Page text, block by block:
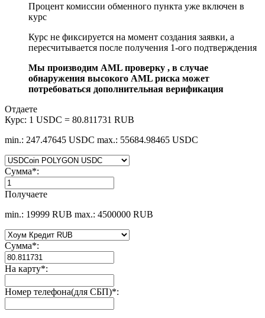
Процент комиссии обменного пункта уже включен в
курс
Курс не фиксируется на момент создания заявки, а
пересчитывается после получения 1-ого подтверждения
Мы производим AML проверку , в случае
обнаружения высокого AML риска может
потребоваться дополнительная верификация
Отдаете
Курс: 1 USDC = 80.811731 RUB
min.: 247.47645 USDC max.: 55684.98465 USDC
Сумма*:
Получаете
min.: 19999 RUB max.: 4500000 RUB
Сумма*:
На карту*:
Номер телефона(для СБП)*: